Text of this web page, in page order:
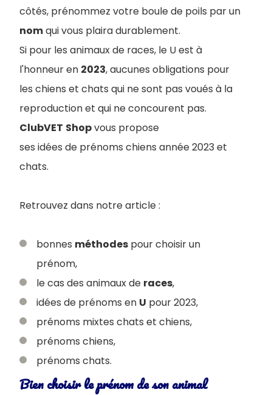
côtés, prénommez votre boule de poils par un
nomqui vous plaira durablement.
Si pour les animaux de races, le U est à
l'honneur en 2023, aucunes obligations pour
les chiens et chats qui ne sont pas voués à la
reproduction et qui ne concourent pas.
ClubVET Shopvous propose
ses idées de prénoms chiens année 2023 et
chats.
Retrouvez dans notre article :
bonnes méthodes pour choisir un
prénom,
le cas des animaux de races,
idées de prénoms en U pour 2023,
prénoms mixtes chats et chiens,
prénoms chiens,
prénoms chats.
Bien choisir le prénom de son animal